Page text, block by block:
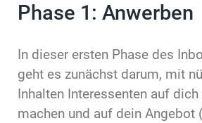
Phase 1: Anwerben
In dieser ersten Phase des
geht es zunächst darum, mit
Inhalten Interessenten auf
machen und auf dein Angebot